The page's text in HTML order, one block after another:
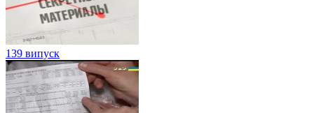
139 випуск